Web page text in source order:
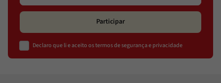
Participar
Declaro que li e aceito os termos de segurança e privacidade